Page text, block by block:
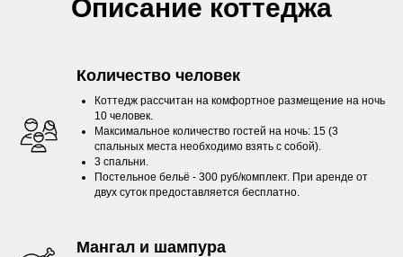
Описание коттеджа
Количество человек
Коттедж рассчитан на комфортное размещение на ночь
10 человек.
Максимальное количество гостей на ночь: 15 (3
спальных места необходимо взять с собой).
3 спальни.
Постельное бельё - 300 руб/комплект. При аренде от
двух суток предоставляется бесплатно.
Мангал и шампура